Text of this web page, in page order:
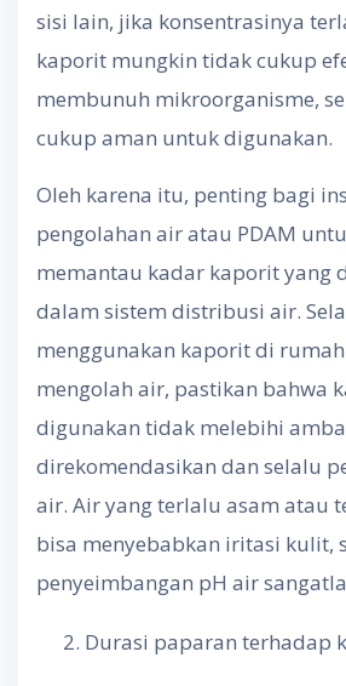
sisi lain, jika konsentrasinya
kaporit mungkin tidak cukup
membunuh mikroorganisme,
cukup aman untuk digunakan.
Oleh karena itu, penting bagi
pengolahan air atau PDAM
memantau kadar kaporit yang
dalam sistem distribusi air.
menggunakan kaporit di
mengolah air, pastikan bahwa
digunakan tidak melebihi
direkomendasikan dan selalu
air. Air yang terlalu asam atau
bisa menyebabkan iritasi kulit,
penyeimbangan pH air
Durasi paparan terhadap